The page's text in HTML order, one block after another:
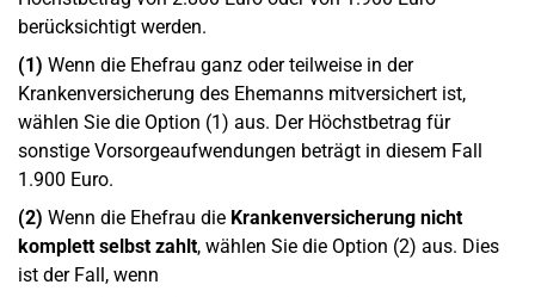
berücksichtigt werden.
(1) Wenn die Ehefrau ganz oder teilweise in der
Krankenversicherung des Ehemanns mitversichert ist,
wählen Sie die Option (1) aus. Der Höchstbetrag für
sonstige Vorsorgeaufwendungen beträgt in diesem Fall
1.900 Euro.
(2) Wenn die Ehefrau die Krankenversicherung nicht
komplett selbst zahlt, wählen Sie die Option (2) aus. Dies
ist der Fall, wenn